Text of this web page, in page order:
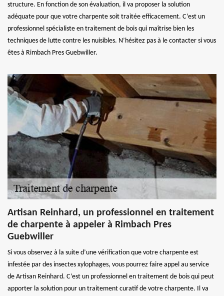
structure. En fonction de son évaluation, il va proposer la solution
adéquate pour que votre charpente soit traitée efficacement. C’est un
professionnel spécialiste en traitement de bois qui maîtrise bien les
techniques de lutte contre les nuisibles. N’hésitez pas à le contacter si vous
êtes à Rimbach Pres Guebwiller.
Artisan Reinhard, un professionnel en traitement
de charpente à appeler à Rimbach Pres
Guebwiller
Si vous observez à la suite d’une vérification que votre charpente est
infestée par des insectes xylophages, vous pourrez faire appel au service
de Artisan Reinhard. C’est un professionnel en traitement de bois qui peut
apporter la solution pour un traitement curatif de votre charpente. Il va